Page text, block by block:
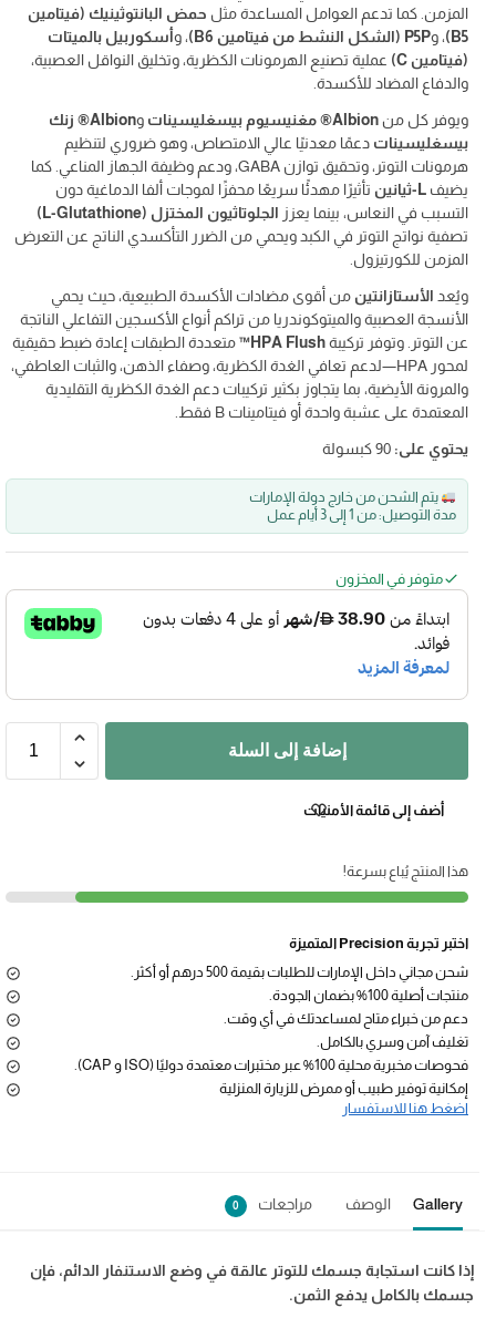
المزمن. كما تدعم العوامل المساعدة مثل حمض البانتوثينيك (فيتامين
B5) ، وP5P (الشكل النشط من فيتامين B6) ، وأسكوربيل بالميتات
(فيتامين C)
عملية تصنيع الهرمونات الكظرية، وتخليق النواقل العصبية،
والدفاع المضاد للأكسدة.
ويوفر كل من Albion® مغنيسيوم بيسغليسينات و
Albion® زنك
بيسغليسينات دعمًا معدنيًا عالي الامتصاص، وهو ضروري لتنظيم
هرمونات التوتر، وتحقيق توازن GABA، ودعم وظيفة الجهاز المناعي. كما
يضيف L-ثيانين
تأثيرًا مهدئًا سريعًا محفزًا لموجات ألفا الدماغية دون
التسبب في النعاس، بينما يعزز الجلوتاثيون المختزل (L-Glutathione)
تصفية نواتج التوتر في الكبد ويحمي من الضرر التأكسدي الناتج عن التعرض
المزمن للكورتيزول.
ويُعد الأستازانتين من أقوى مضادات الأكسدة الطبيعية، حيث يحمي
الأنسجة العصبية والميتوكوندريا من تراكم أنواع الأكسجين التفاعلي الناتجة
عن التوتر. وتوفر تركيبةHPA Flush™
متعددة الطبقات إعادة ضبط حقيقية
لمحور HPA—لدعم تعافي الغدة الكظرية، وصفاء الذهن، والثبات العاطفي،
والمرونة الأيضية، بما يتجاوز بكثير تركيبات دعم الغدة الكظرية التقليدية
المعتمدة على عشبة واحدة أو فيتامينات B فقط.
يحتوي على:
يتم الشحن من خارج دولة الإمارات
مدة التوصيل: من 1 إلى 3 أيام عمل
متوفر في المخزون
إضافة إلى السلة
أضف إلى قائمة الأمنيات
هذا المنتج يُباع بسرعة!
اختبر تجربة Precision المتميزة
شحن مجاني داخل الإمارات للطلبات بقيمة 500 درهم أو أكثر.
منتجات أصلية 100% بضمان الجودة.
دعم من خبراء متاح لمساعدتك في أي وقت.
تغليف آمن وسري بالكامل.
فحوصات مخبرية محلية 100% عبر مختبرات معتمدة دوليًا (ISO و CAP).
إمكانية توفير طبيب أو ممرض للزيارة المنزلية
اضغط هنا للاستفسار
Gallery الوصف مراجعات 0
إذا كانت استجابة جسمك للتوتر عالقة في وضع الاستنفار الدائم، فإن
جسمك بالكامل يدفع الثمن.